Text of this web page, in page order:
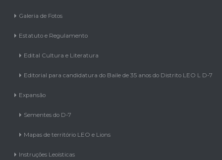
Galeria de Fotos
Estatuto e Regulamento
Edital Cultura e Literatura
Editorial para candidatura do Baile de 35 anos do Distrito LEO L D-7
Expansão
Sementes do D-7
Mapas de território LEO e Lions
Instruções Leoísticas